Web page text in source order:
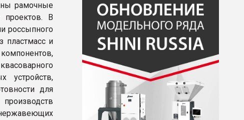
рамочные
проектов. В
россыпного
пластмасс и
устройств,
для